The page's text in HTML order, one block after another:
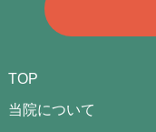
TOP
当院について